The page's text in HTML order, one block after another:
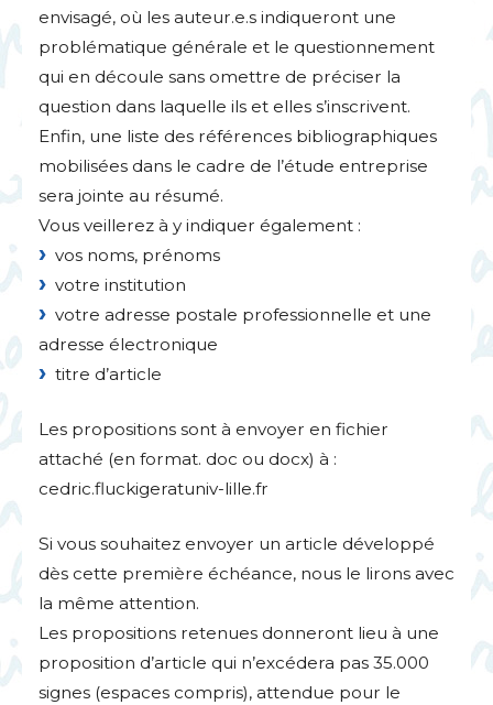
envisagé, où les auteur.e.s indiqueront une
problématique générale et le questionnement
qui en découle sans omettre de préciser la
question dans laquelle ils et elles s’inscrivent.
Enfin, une liste des références bibliographiques
mobilisées dans le cadre de l’étude entreprise
sera jointe au résumé.
Vous veillerez à y indiquer également :
vos noms, prénoms
votre institution
votre adresse postale professionnelle et une
adresse électronique
titre d’article
Les propositions sont à envoyer en fichier
attaché (en format. doc ou docx) à :
cedric.fluckigeratuniv-lille.fr
Si vous souhaitez envoyer un article développé
dès cette première échéance, nous le lirons avec
la même attention.
Les propositions retenues donneront lieu à une
proposition d’article qui n’excédera pas 35.000
signes (espaces compris), attendue pour le